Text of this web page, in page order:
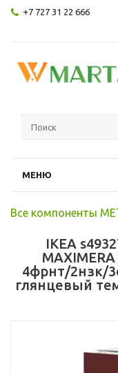
+7 727 31 22 666
МЕНЮ
Все компоненты
IKEA
4фрнт/2нзк/
глянцевый